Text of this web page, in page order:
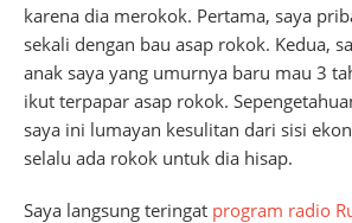
karena dia merokok. Pertama, saya
sekali dengan bau asap rokok. Kedua,
anak saya yang umurnya baru mau 3
ikut terpapar asap rokok.
saya ini lumayan kesulitan dari sisi
selalu ada rokok untuk dia hisap.
Saya langsung teringat program radio